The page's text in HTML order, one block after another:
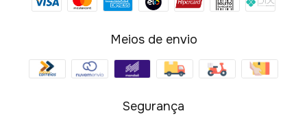
Meios de envio
Segurança